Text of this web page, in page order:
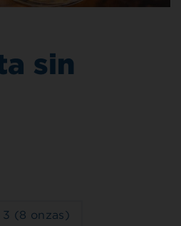
sin
electrónico
(8 onzas)